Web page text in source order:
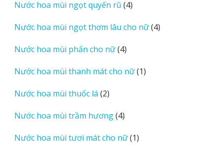
Nước hoa mùi ngọt quyến rũ 44
phẩm
Nước hoa mùi ngọt thơm lâu cho nữ 44
Nước hoa mùi phấn cho nữ 44
phẩm
Nước hoa mùi thanh mát cho nữ 11
Nước hoa mùi thuốc lá 22
phẩm
Nước hoa mùi trầm hương 44
phẩm
Nước hoa mùi tươi mát cho nữ 11